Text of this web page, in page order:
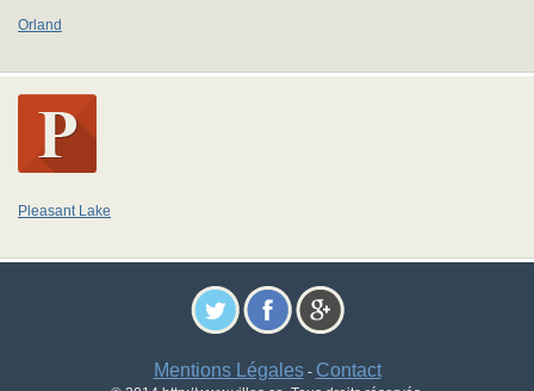
Orland
Pleasant Lake
Mentions Légales- Contact